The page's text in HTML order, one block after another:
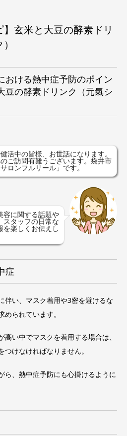
玄米と大豆の酵素ドリ
おける熱中症予防のポイン
豆の酵素ドリンク（元氣シ
活中の皆様、お世話になります。
ご訪問有難うございます。袋井市
ロンフルリール」です。
容に関する話題や
スタッフの日常な
を楽しくお伝えし
症
伴い、マスク着用や3密を避けるな
められています。
い中でマスクを着用する場合は、
つけなければなりません。
ら、熱中症予防にも心掛けるように